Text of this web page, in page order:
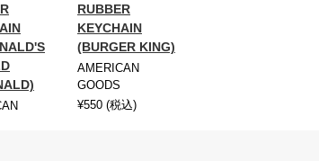
RUBBER
KEYCHAIN
(BURGER KING)
AMERICAN
GOODS
¥550 (税込)